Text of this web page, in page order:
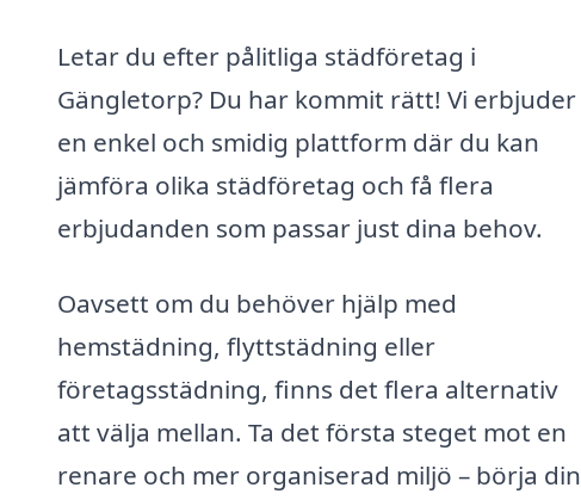
Letar du efter pålitliga städföretag i
Gängletorp? Du har kommit rätt! Vi erbjuder
en enkel och smidig plattform där du kan
jämföra olika städföretag och få flera
erbjudanden som passar just dina behov.
Oavsett om du behöver hjälp med
hemstädning, flyttstädning eller
företagsstädning, finns det flera alternativ
att välja mellan. Ta det första steget mot en
renare och mer organiserad miljö – börja din